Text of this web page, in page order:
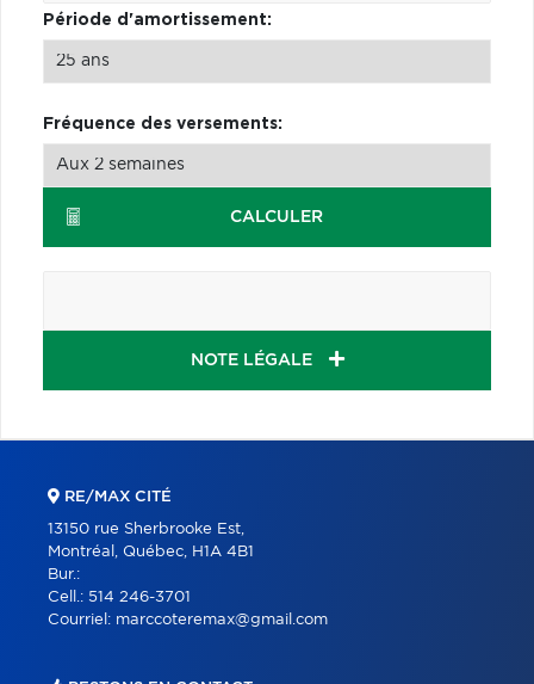
Période d'amortissement:
Fréquence des versements:
CALCULER
NOTE LÉGALE
RE/MAX CITÉ
13150 rue Sherbrooke Est,
Montréal, Québec, H1A 4B1
Bur.:
Cell.: 514 246-3701
Courriel: marccoteremax@gmail.com